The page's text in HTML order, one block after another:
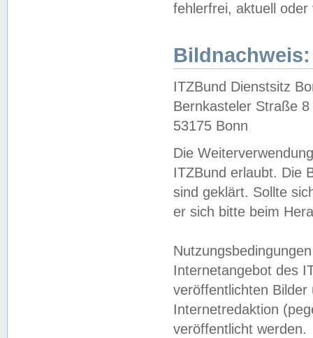
fehlerfrei, aktuell oder
Bildnachweis:
ITZBund Dienstsitz
Bernkasteler Straße 8
53175 Bonn
Die
ITZBund erlaubt. Die
sind geklärt. Sollte
er sich bitte beim
Internetangebot des
veröffentlichten
Internetredaktion
veröffentlicht werden.